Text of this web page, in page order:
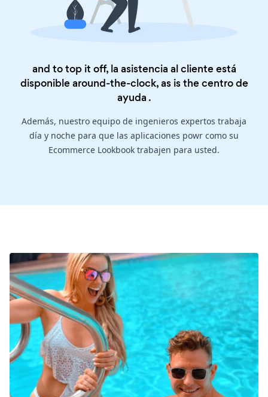
and to top it off, la asistencia al cliente está
disponible around-the-clock, as is thecentro de
ayuda .
Además, nuestro equipo de ingenieros expertos trabaja
día y noche para que las aplicaciones powr como su
Ecommerce Lookbook trabajen para usted.